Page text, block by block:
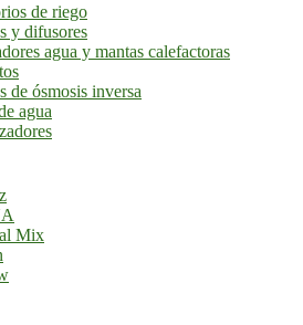
de riego
y difusores
agua y mantas calefactoras
de ósmosis inversa
agua
Mix